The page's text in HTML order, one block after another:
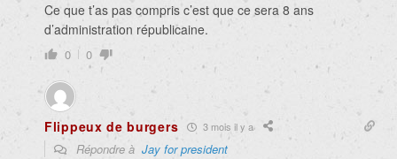
Ce que t’as pas compris c’est que ce sera 8 ans
d’administration républicaine.
0 0
Flippeux de burgers 3 mois il y a
Répondre à Jay for president